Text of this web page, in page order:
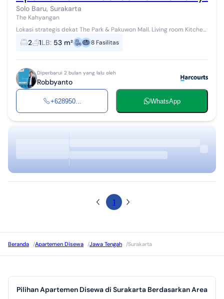
Solo Baru, Surakarta
The Kahyangan
Lokasi strategis dekat The Park & Pakuwon Mall. Living room Kitchen
set Lobby Security 24 jam Acces card
2 1LB: 53 m² 8 Fasilitas
Diperbarui 2 bulan yang lalu oleh
Robbyanto
+628950... WhatsApp
1
Beranda /Apartemen Disewa /Jawa Tengah /Surakarta
Pilihan Apartemen Disewa di Surakarta Berdasarkan Area